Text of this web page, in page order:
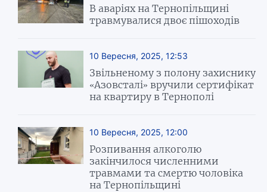
В аваріях на Тернопільщині
травмувалися двоє пішоходів
10 Вересня, 2025, 12:53
Звільненому з полону захиснику
«Азовсталі» вручили сертифікат
на квартиру в Тернополі
10 Вересня, 2025, 12:00
Розпивання алкоголю
закінчилося численними
травмами та смертю чоловіка
на Тернопільщині